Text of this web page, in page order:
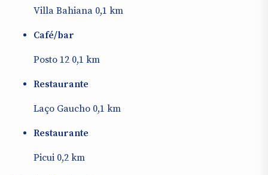
Villa Bahiana 0,1 km
Café/bar
Posto 12 0,1 km
Restaurante
Laço Gaucho 0,1 km
Restaurante
Picui 0,2 km